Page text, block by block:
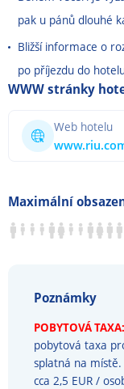
pak u pánů dlouhé
Bližší informace o
po příjezdu do
WWW stránky
Web hotelu
Maximální
Poznámky
POBYTOVÁ TAXA:
pobytová taxa
splatná na
cca 2,5 EUR /